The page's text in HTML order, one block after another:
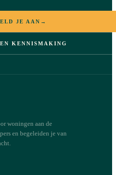
JE AAN →
KENNISMAKING
woningen aan de
en begeleiden je van